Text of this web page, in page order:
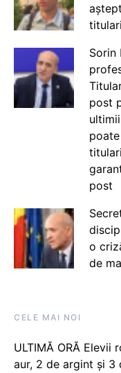
Sorin
post
post
o
de
CELE MAI NOI
ULTIMĂ ORĂ
aur, 2 de argint și 3